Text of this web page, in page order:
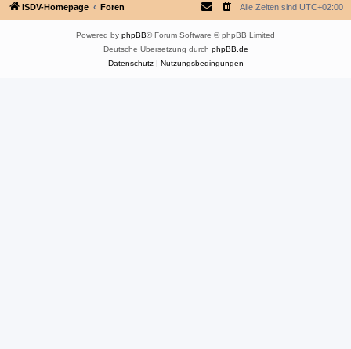
ISDV-Homepage Foren Alle Zeiten sind UTC+02:00
Powered by phpBB® Forum Software © phpBB Limited
Deutsche Übersetzung durch phpBB.de
Datenschutz| Nutzungsbedingungen